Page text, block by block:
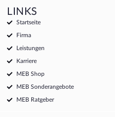
LINKS
Startseite
Firma
Leistungen
Karriere
MEB Shop
MEB Sonderangebote
MEB Ratgeber